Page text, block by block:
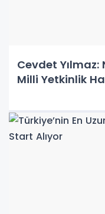
Cevdet
Milli Yetkinlik